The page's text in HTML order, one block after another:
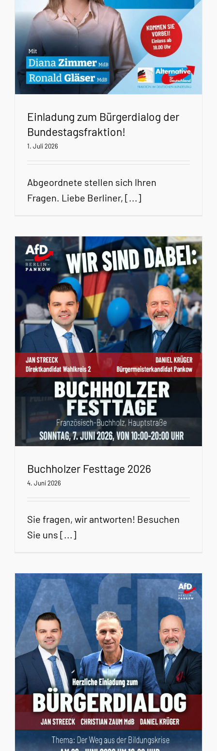
Einladung zum Bürgerdialog der
Bundestagsfraktion!
1. Juli 2026
Abgeordnete stellen sich Ihren
Fragen. Liebe Berliner, [...]
Buchholzer Festtage 2026
4. Juni 2026
Sie fragen, wir antworten! Besuchen
Sie uns [...]